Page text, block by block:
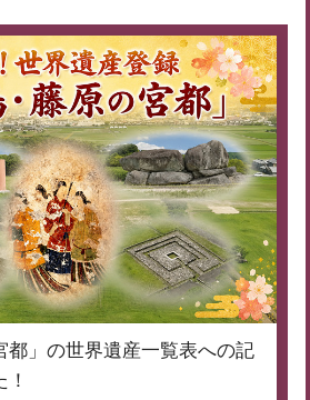
都」の世界遺産一覧表への記